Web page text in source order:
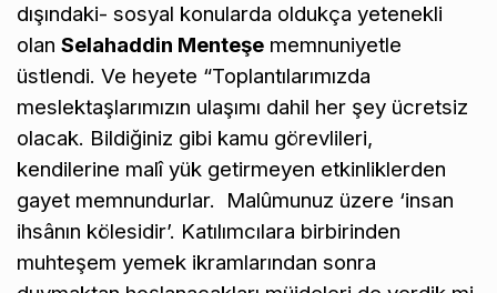
dışındaki- sosyal konularda oldukça yetenekli
olan Selahaddin Menteşe memnuniyetle
üstlendi. Ve heyete “Toplantılarımızda
meslektaşlarımızın ulaşımı dahil her şey ücretsiz
olacak. Bildiğiniz gibi kamu görevlileri,
kendilerine malî yük getirmeyen etkinliklerden
gayet memnundurlar. Malûmunuz üzere ‘insan
ihsânın kölesidir’. Katılımcılara birbirinden
muhteşem yemek ikramlarından sonra